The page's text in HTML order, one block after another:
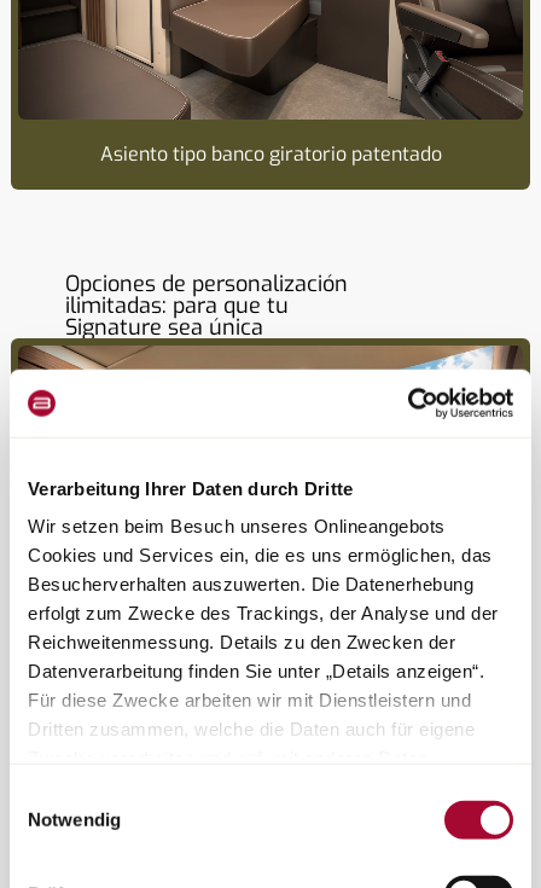
Verarbeitung Ihrer Daten durch Dritte
Wir setzen beim Besuch unseres Onlineangebots
Cookies und Services ein, die es uns ermöglichen, das
Besucherverhalten auszuwerten. Die Datenerhebung
erfolgt zum Zwecke des Trackings, der Analyse und der
Reichweitenmessung. Details zu den Zwecken der
Datenverarbeitung finden Sie unter „Details anzeigen“.
Für diese Zwecke arbeiten wir mit Dienstleistern und
Dritten zusammen, welche die Daten auch für eigene
„Cookies und Services zulassen“ oder durch Auswählen
einzelner Cookies und Services in der Detailansicht
geben Sie Ihre Einwilligung zur Verarbeitung Ihrer Daten
Notwendig
Asiento tipo banco giratorio patentado
Opciones de personalización
ilimitadas: para que tu
Signature sea única